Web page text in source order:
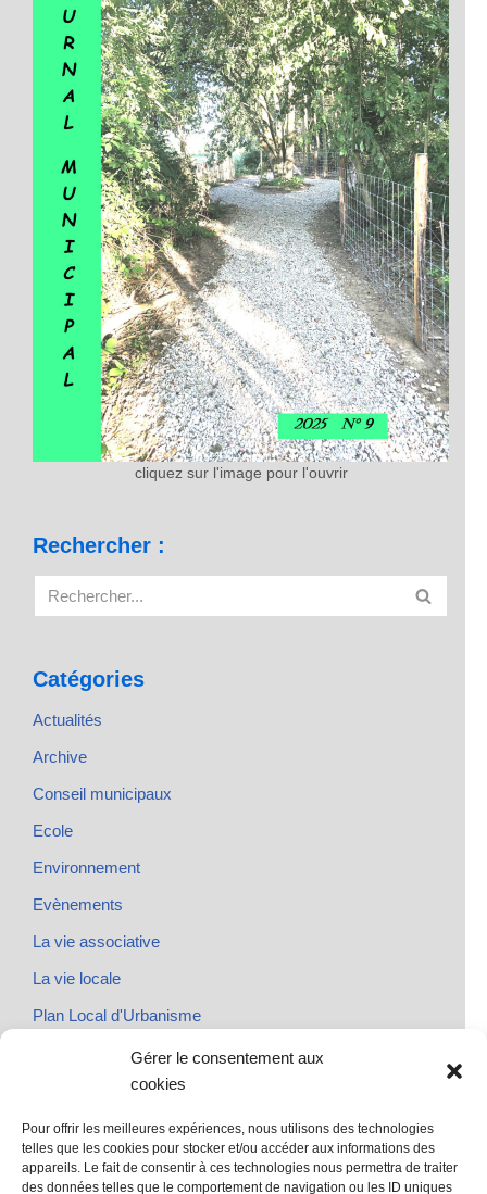
Gérer le consentement aux
cookies
Pour offrir les meilleures expériences, nous utilisons des technologies
telles que les cookies pour stocker et/ou accéder aux informations des
appareils. Le fait de consentir à ces technologies nous permettra de traiter
des données telles que le comportement de navigation ou les ID uniques
cliquez sur l'image pour l'ouvrir
Rechercher :
Catégories
Actualités
Archive
Conseil municipaux
Ecole
Environnement
Evènements
La vie associative
La vie locale
Plan Local d'Urbanisme